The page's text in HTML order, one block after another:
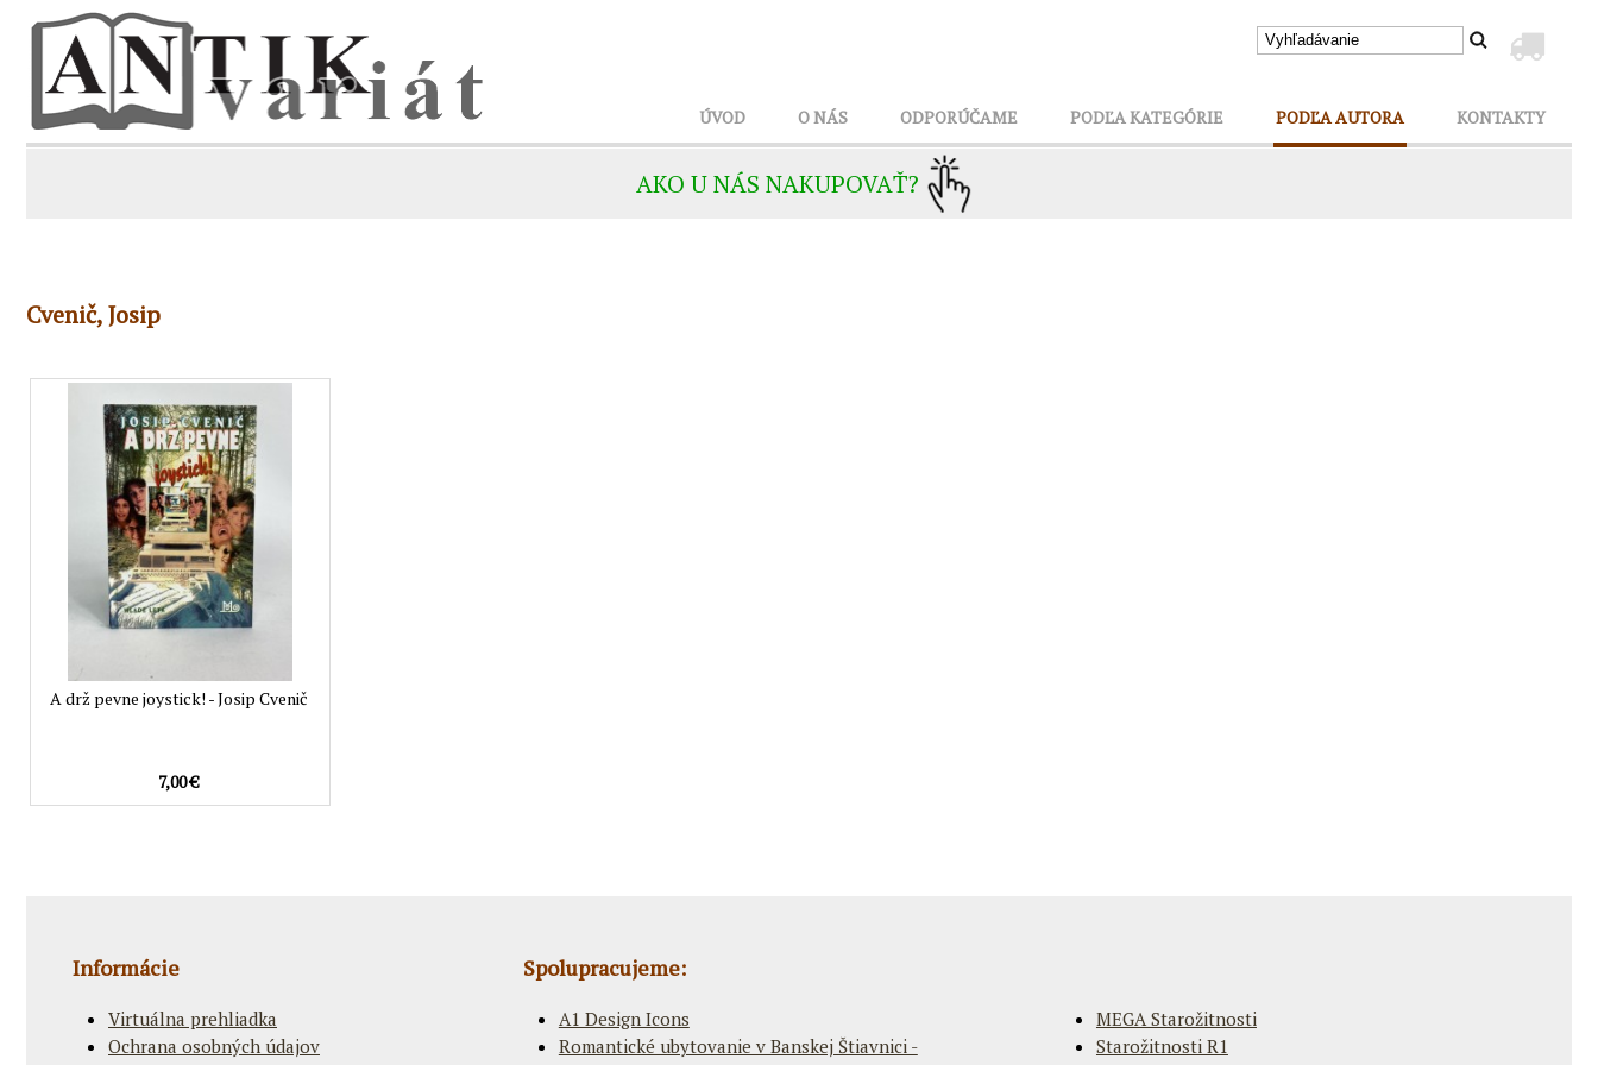
ÚVOD O NÁS ODPORÚČAME PODĽA KATEGÓRIE PODĽA AUTORA KONTAKTY
AKO U NÁS NAKUPOVAŤ?
Cvenič, Josip
A drž pevne joystick! - Josip Cvenič
7,00 €
Informácie
Virtuálna prehliadka
Ochrana osobných údajov
Spolupracujeme:
A1 Design Icons
Romantické ubytovanie v Banskej Štiavnici -
MEGA Starožitnosti
Starožitnosti R1